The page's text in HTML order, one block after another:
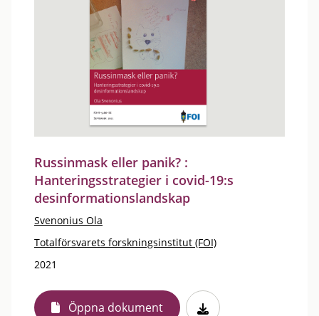
Russinmask eller panik? :
Hanteringsstrategier i covid-19:s
desinformationslandskap
Svenonius Ola
Totalförsvarets forskningsinstitut (FOI)
2021
Öppna dokument